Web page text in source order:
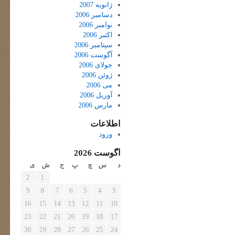
ژانویه 2007
دسامبر 2006
نوامبر 2006
اکتبر 2006
سپتامبر 2006
آگوست 2006
جولای 2006
ژوئن 2006
می 2006
آوریل 2006
مارس 2006
اطلاعات
ورود
آگوست 2026
د س چ پ ج ش ی
1
2
3
4
5
6
7
8
9
10
11
12
13
14
15
16
17
18
19
20
21
22
23
24
25
26
27
28
29
30